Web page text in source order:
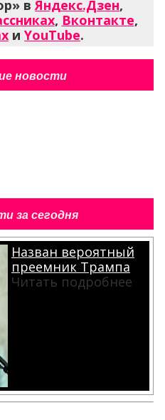
вЯндекс.Дзен,
, Вконтакте,
и YouTube.
новости
за сегодня
Назван вероятный
преемник Трампа
Читать подробнее